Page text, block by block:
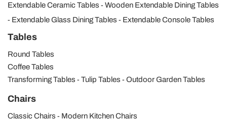
Extendable Ceramic Tables
Wooden Extendable Dining Tables
Extendable Glass Dining Tables
Extendable Console Tables
Tables
Round Tables
Coffee Tables
Transforming Tables
Tulip Tables Outdoor Garden Tables
Chairs
Classic Chairs
Modern Kitchen Chairs